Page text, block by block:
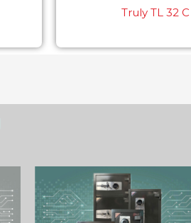
Truly TL 32 C